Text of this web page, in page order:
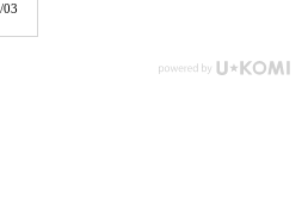
03